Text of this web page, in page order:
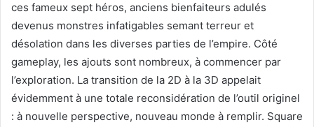
ces fameux sept héros, anciens bienfaiteurs adulés
devenus monstres infatigables semant terreur et
désolation dans les diverses parties de l’empire. Côté
gameplay, les ajouts sont nombreux, à commencer par
l’exploration. La transition de la 2D à la 3D appelait
évidemment à une totale reconsidération de l’outil originel
: à nouvelle perspective, nouveau monde à remplir. Square